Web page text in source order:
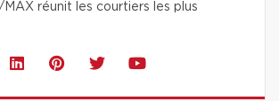
MAX réunit les courtiers les plus